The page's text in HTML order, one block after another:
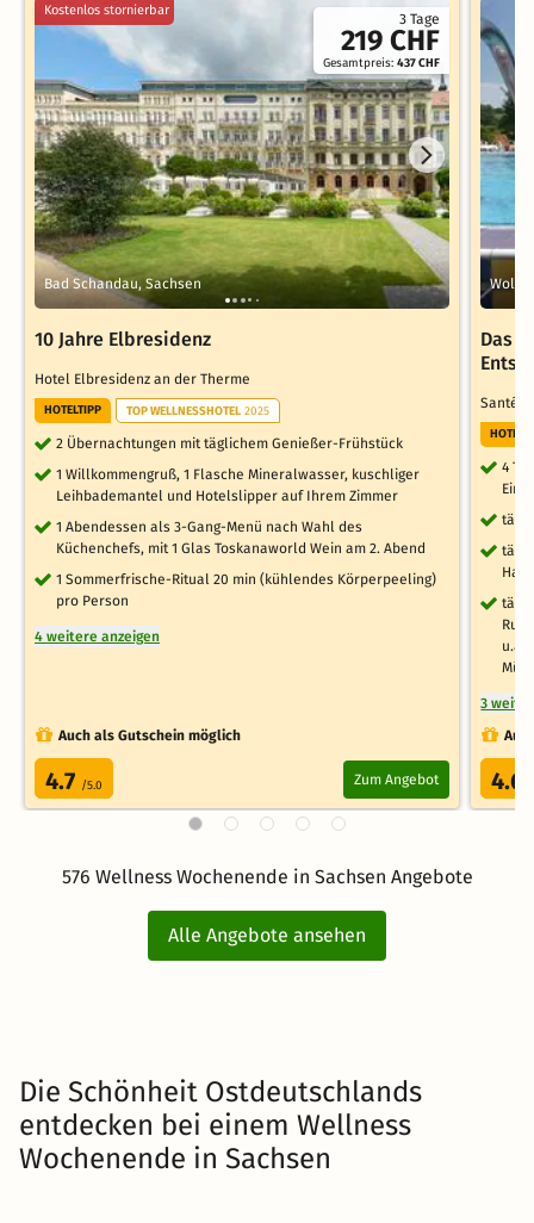
3 Tage
219 CHF
Gesamtpreis:437 CHF
Kostenlos stornierbar
Bad Schandau, Sachsen
10 Jahre Elbresidenz
Hotel Elbresidenz an der Therme
HOTELTIPP TOP WELLNESSHOTEL 2025
2 Übernachtungen mit täglichem Genießer-Frühstück
1 Willkommengruß, 1 Flasche Mineralwasser, kuschliger
Leihbademantel und Hotelslipper auf Ihrem Zimmer
1 Abendessen als 3-Gang-Menü nach Wahl des
Küchenchefs, mit 1 Glas Toskanaworld Wein am 2. Abend
1 Sommerfrische-Ritual 20 min (kühlendes Körperpeeling)
pro Person
4 weitere anzeigen
Auch als Gutschein möglich
4.7 /5.0 Zum Angebot
Das
Santé
4
u.a.
3
4.6
576 Wellness Wochenende in Sachsen Angebote
Alle Angebote ansehen
Die Schönheit Ostdeutschlands
entdecken bei einem Wellness
Wochenende in Sachsen